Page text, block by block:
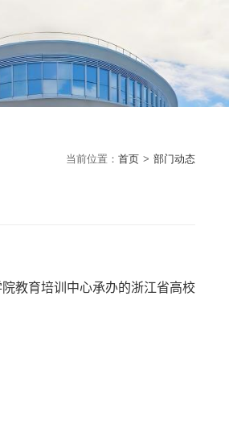
当前位置： 首页 > 部门动态
教育培训中心承办的浙江省高校